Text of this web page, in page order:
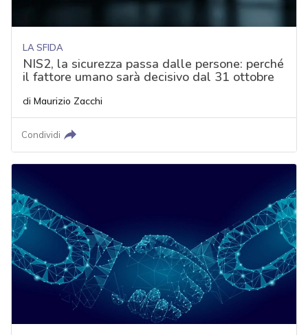
LA SFIDA
NIS2, la sicurezza passa dalle persone: perché
il fattore umano sarà decisivo dal 31 ottobre
di Maurizio Zacchi
Condividi